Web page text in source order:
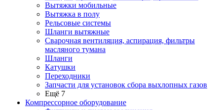
Вытяжки мобильные
Вытяжка в полу
Рельсовые системы
Шланги вытяжные
Сварочная вентиляция, аспирация, фильтры
масляного тумана
Шланги
Катушки
Переходники
Запчасти для установок сбора выхлопных газов
Ещё 7
Компрессорное оборудование